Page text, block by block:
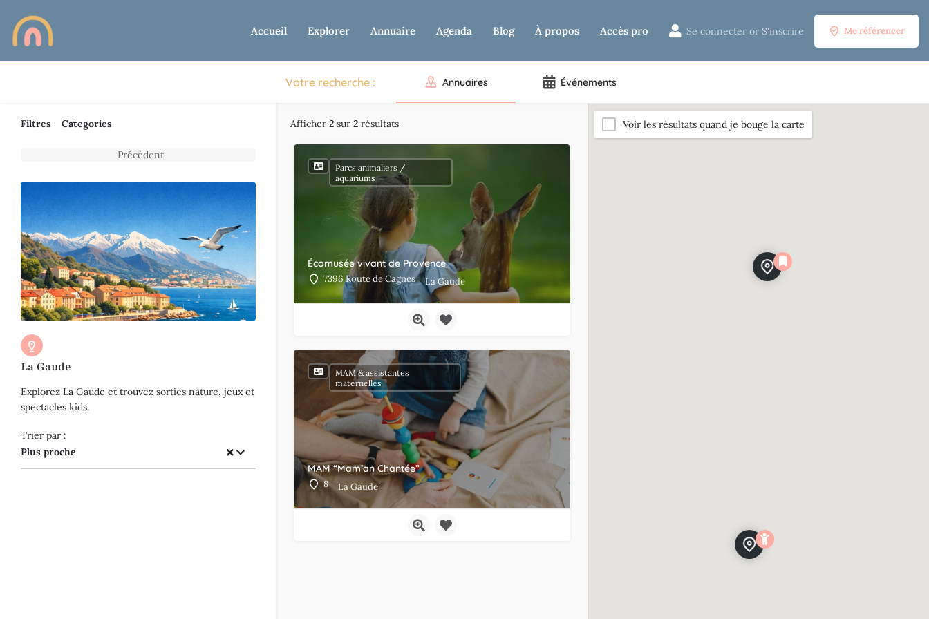
Accueil Explorer Annuaire Agenda Blog À propos Accès pro Se connecter or S'inscrire Me référencer
Votre recherche : Annuaires Événements
Filtres Categories
Précédent
La Gaude
Explorez La Gaude et trouvez sorties nature, jeux et
spectacles kids.
Plus proche
Trier par :
Afficher 2 sur 2 résultats
Écomusée vivant de Provence
7396 Route de Cagnes La Gaude
Parcs animaliers /
aquariums
MAM “Mam’an Chantée”
8 La Gaude
MAM & assistantes
maternelles
Voir les résultats quand je bouge la carte